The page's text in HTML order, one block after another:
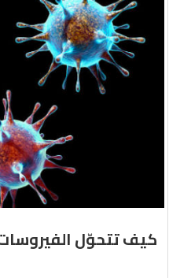
كيف تتحوّل